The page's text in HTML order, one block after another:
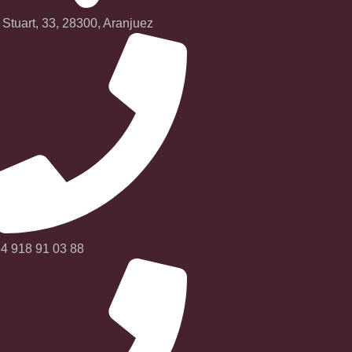
Stuart, 33, 28300, Aranjuez
918 91 03 88